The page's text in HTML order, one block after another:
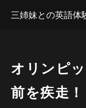
三姉妹との英語体
オリンピ
前を疾走